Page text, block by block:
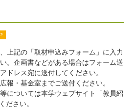
上記の「取材申込みフォーム」に入力
。企画書などがある場合はフォーム送
ドレス宛に送付してください。
報・基金室までご送付ください。
については本学ウェブサイト
「教員紹
ださい。